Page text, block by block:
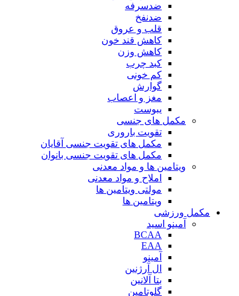
ضدسرفه
ضدنفخ
قلب و عروق
کاهش قند خون
کاهش وزن
کبد چرب
کم خونی
گوارش
مغز و اعصاب
یبوست
مکمل های جنسی
تقویت باروری
مکمل های تقویت جنسی آقایان
مکمل های تقویت جنسی بانوان
ویتامین ها و مواد معدنی
املاح و مواد معدنی
مولتی ویتامین ها
ویتامین ها
مکمل ورزشی
آمینو اسید
BCAA
EAA
آمینو
ال آرژنین
بتا آلانین
گلوتامین